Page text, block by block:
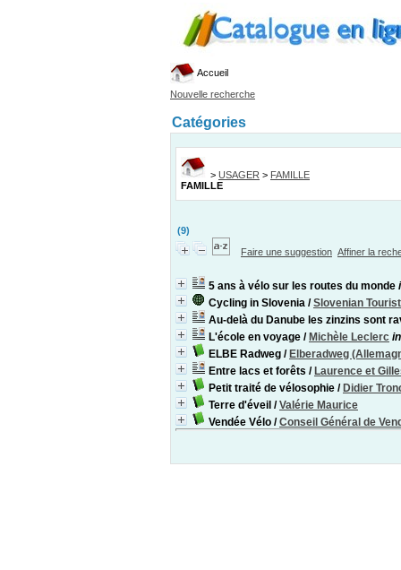
Accueil
Nouvelle recherche
Catégories
> USAGER > FAMILLE
FAMILLE
(9)
Faire une suggestion Affiner la
5 ans à vélo sur les routes du monde
Cycling in Slovenia /Slovenian
Au-delà du Danube les zinzins sont
L'école en voyage / Michèle Leclerc
ELBE Radweg / Elberadweg
Entre lacs et forêts / Laurence et
Petit traité de vélosophie / Didier
Terre d'éveil /Valérie Maurice
Vendée Vélo /Conseil Général de